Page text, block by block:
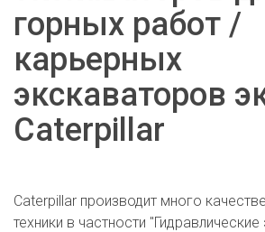
горных работ /
карьерных
экскаваторов
Caterpillar
Caterpillar производит много
техники в частности